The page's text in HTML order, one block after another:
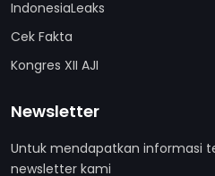
IndonesiaLeaks
Cek Fakta
Kongres XII AJI
Newsletter
Untuk mendapatkan informasi
newsletter kami